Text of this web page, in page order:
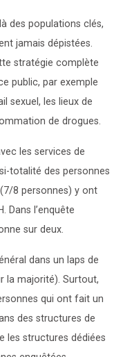
des populations clés,
jamais dépistées.
stratégie complète
public, par exemple
sexuel, les lieux de
de drogues.
les services de
totalité des personnes
8 personnes) y ont
Dans l’enquête
sur deux.
dans un laps de
la majorité). Surtout,
qui ont fait un
des structures de
les structures dédiées